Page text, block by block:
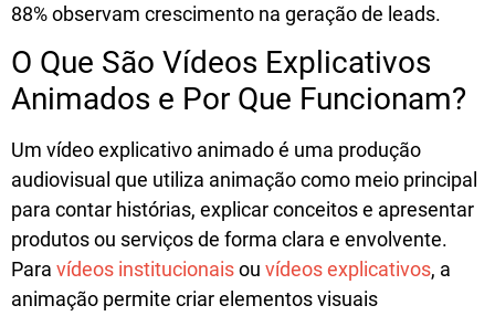
88% observam crescimento na geração de leads.
O Que São Vídeos Explicativos
Animados e Por Que Funcionam?
Um vídeo explicativo animadoé uma produção
audiovisual que utiliza animação como meio principal
para contar histórias, explicar conceitos e apresentar
produtos ou serviços de forma clara e envolvente.
Para vídeos institucionaisou vídeos explicativos, a
animação permite criar elementos visuais